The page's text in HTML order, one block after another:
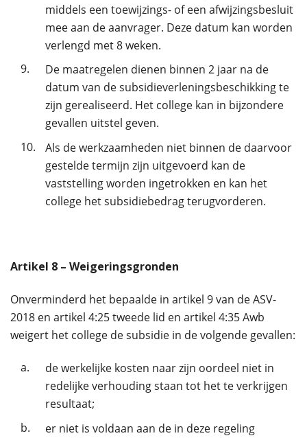
middels een toewijzings- of een afwijzingsbesluit
mee aan de aanvrager. Deze datum kan worden
verlengd met 8 weken.
9.
De maatregelen dienen binnen 2 jaar na de
datum van de subsidieverleningsbeschikking te
zijn gerealiseerd. Het college kan in bijzondere
gevallen uitstel geven.
10.
Als de werkzaamheden niet binnen de daarvoor
gestelde termijn zijn uitgevoerd kan de
vaststelling worden ingetrokken en kan het
college het subsidiebedrag terugvorderen.
Artikel 8 – Weigeringsgronden
Onverminderd het bepaalde in artikel 9 van de ASV-
2018 en artikel 4:25 tweede lid en artikel 4:35 Awb
weigert het college de subsidie in de volgende gevallen:
a.
de werkelijke kosten naar zijn oordeel niet in
redelijke verhouding staan tot het te verkrijgen
resultaat;
b.
er niet is voldaan aan de in deze regeling